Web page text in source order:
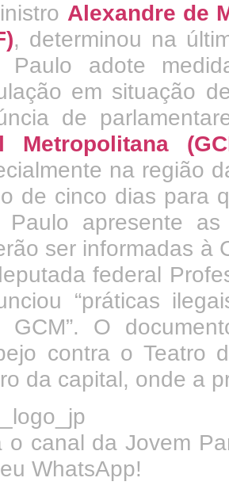
Alexandre de
, determinou na
Paulo adote
em situação
de
Metropolitana
na região
de cinco dias para
Paulo apresente
ser informadas à
federal
“práticas
GCM”. O
contra o Teatro
da capital, onde a
o canal da Jovem
WhatsApp!